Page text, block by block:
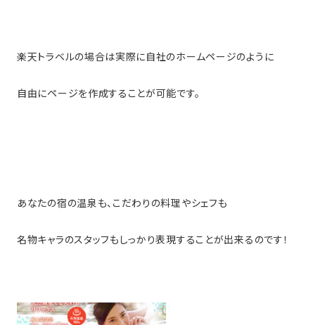
楽天トラベルの場合は実際に自社のホームページのように
自由にページを作成することが可能です。
あなたの宿の温泉も、こだわりの料理やシェフも
名物キャラのスタッフもしっかり表現することが出来るのです！